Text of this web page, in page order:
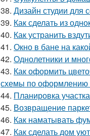
38. Дизайн студии для
39. Как сделать из
40. Как устранить
41. Окно в бане на
42. Однолетники и
43. Как оформить
схемы по оформлению
44. Планировка
45. Возвращение
46. Как наматывать
47. Как сделать дом